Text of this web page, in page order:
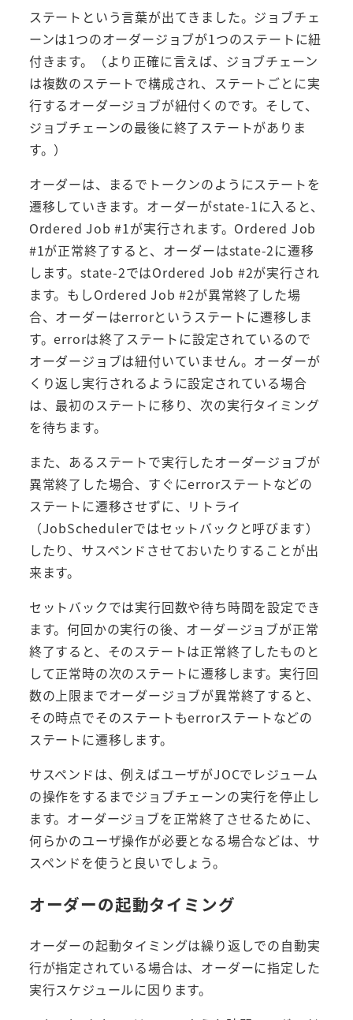
ステートという言葉が出てきました。ジョブチェ
ーンは1つのオーダージョブが1つのステートに紐
付きます。（より正確に言えば、ジョブチェーン
は複数のステートで構成され、ステートごとに実
行するオーダージョブが紐付くのです。そして、
ジョブチェーンの最後に終了ステートがありま
す。）
オーダーは、まるでトークンのようにステートを
遷移していきます。オーダーがstate-1に入ると、
Ordered Job #1が実行されます。Ordered Job
#1が正常終了すると、オーダーはstate-2に遷移
します。state-2ではOrdered Job #2が実行され
ます。もしOrdered Job #2が異常終了した場
合、オーダーはerrorというステートに遷移しま
す。errorは終了ステートに設定されているので
オーダージョブは紐付いていません。オーダーが
くり返し実行されるように設定されている場合
は、最初のステートに移り、次の実行タイミング
を待ちます。
また、あるステートで実行したオーダージョブが
異常終了した場合、すぐにerrorステートなどの
ステートに遷移させずに、リトライ
（JobSchedulerではセットバックと呼びます）
したり、サスペンドさせておいたりすることが出
来ます。
セットバックでは実行回数や待ち時間を設定でき
ます。何回かの実行の後、オーダージョブが正常
終了すると、そのステートは正常終了したものと
して正常時の次のステートに遷移します。実行回
数の上限までオーダージョブが異常終了すると、
その時点でそのステートもerrorステートなどの
ステートに遷移します。
サスペンドは、例えばユーザがJOCでレジューム
の操作をするまでジョブチェーンの実行を停止し
ます。オーダージョブを正常終了させるために、
何らかのユーザ操作が必要となる場合などは、サ
スペンドを使うと良いでしょう。
オーダーの起動タイミング
オーダーの起動タイミングは繰り返しでの自動実
行が指定されている場合は、オーダーに指定した
実行スケジュールに因ります。